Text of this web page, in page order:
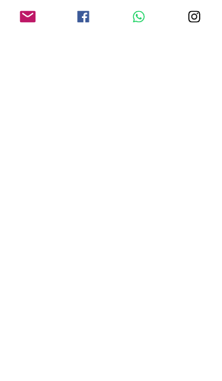
nicht zumutbar. Bei Bekanntwerden von